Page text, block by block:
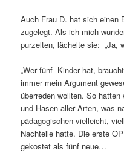
Auch Frau D. hat sich einen
zugelegt. Als ich mich
purzelten, lächelte sie: „Ja,
„Wer fünf Kinder hat,
immer mein Argument
überreden wollten. So
und Hasen aller Arten, was
pädagogischen vielleicht,
Nachteile hatte. Die erste
gekostet als fünf neue…